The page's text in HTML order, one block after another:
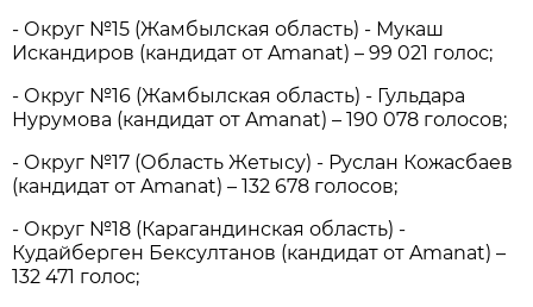
- Округ №15 (Жамбылская область) - Мукаш
Искандиров (кандидат от Amanat) – 99 021 голос;
- Округ №16 (Жамбылская область) - Гульдара
Нурумова (кандидат от Amanat) – 190 078 голосов;
- Округ №17 (Область Жетысу) - Руслан Кожасбаев
(кандидат от Amanat) – 132 678 голосов;
- Округ №18 (Карагандинская область) -
Кудайберген Бексултанов (кандидат от Amanat) –
132 471 голос;